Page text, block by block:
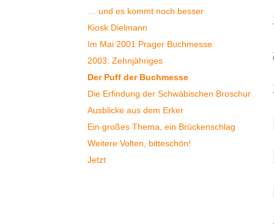
… und es kommt noch besser
Kiosk Dielmann
Im Mai 2001 Prager Buchmesse
2003: Zehnjähriges
Der Puff der Buchmesse
Die Erfindung der Schwäbischen Broschur
Ausblicke aus dem Erker
Ein großes Thema, ein Brückenschlag
Weitere Volten, bitteschön!
Jetzt